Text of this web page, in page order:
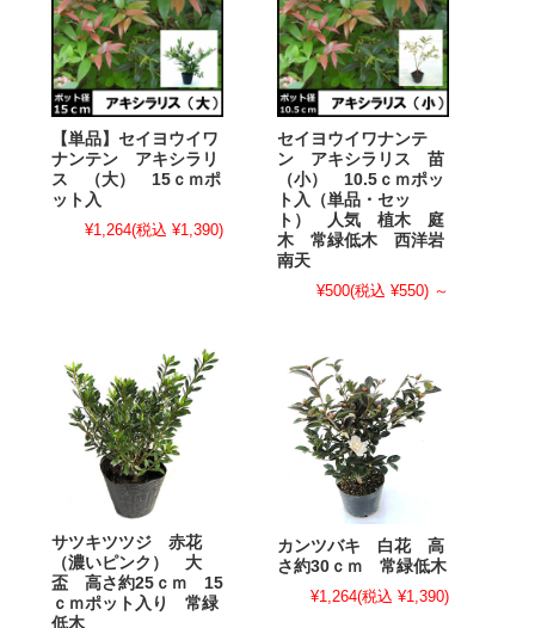
【単品】セイヨウイワ
ナンテン アキシラリ
ス （大） 15ｃｍポ
ット入
¥1,264(税込 ¥1,390)
セイヨウイワナンテ
ン アキシラリス 苗
（小） 10.5ｃｍポッ
ト入（単品・セッ
ト） 人気 植木 庭
木 常緑低木 西洋岩
南天
¥500(税込 ¥550) ～
サツキツツジ 赤花
（濃いピンク） 大
盃 高さ約25ｃｍ 15
ｃｍポット入り 常緑
低木
カンツバキ 白花 高
さ約30ｃｍ 常緑低木
¥1,264(税込 ¥1,390)